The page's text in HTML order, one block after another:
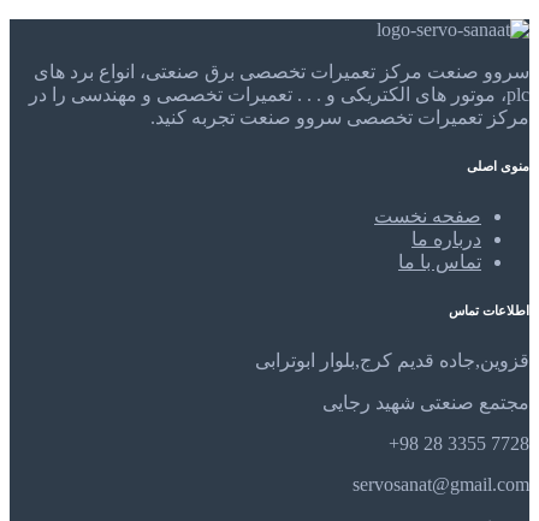
سروو صنعت مرکز تعمیرات تخصصی برق صنعتی، انواع برد های
plc، موتور های الکتریکی و . . . تعمیرات تخصصی و مهندسی را در
مرکز تعمیرات تخصصی سروو صنعت تجربه کنید.
منوی اصلی
صفحه نخست
درباره ما
تماس با ما
اطلاعات تماس
قزوین,جاده قدیم کرج,بلوار ابوترابی
مجتمع صنعتی شهید رجایی
7728 3355 28 98+
servosanat@gmail.com